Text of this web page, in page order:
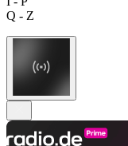
Q - Z